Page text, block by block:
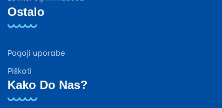
Ostalo
Pogoji uporabe
Piškoti
Kako Do Nas?